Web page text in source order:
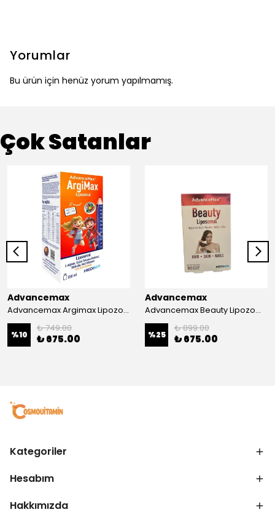
Yorumlar
Bu ürün için henüz yorum yapılmamış.
Çok Satanlar
Advancemax
Advancemax Argimax Lipozomal Sıvı 150 ml 8684375607587
%10
₺ 749.00
₺ 675.00
Advancemax
Advancemax Beauty Lipozomal Hyalüronik Asit Keratin Biotin Zn 30 Kapsül 8684375607556
%25
₺ 899.00
₺ 675.00
Kategoriler
Hesabım
Hakkımızda